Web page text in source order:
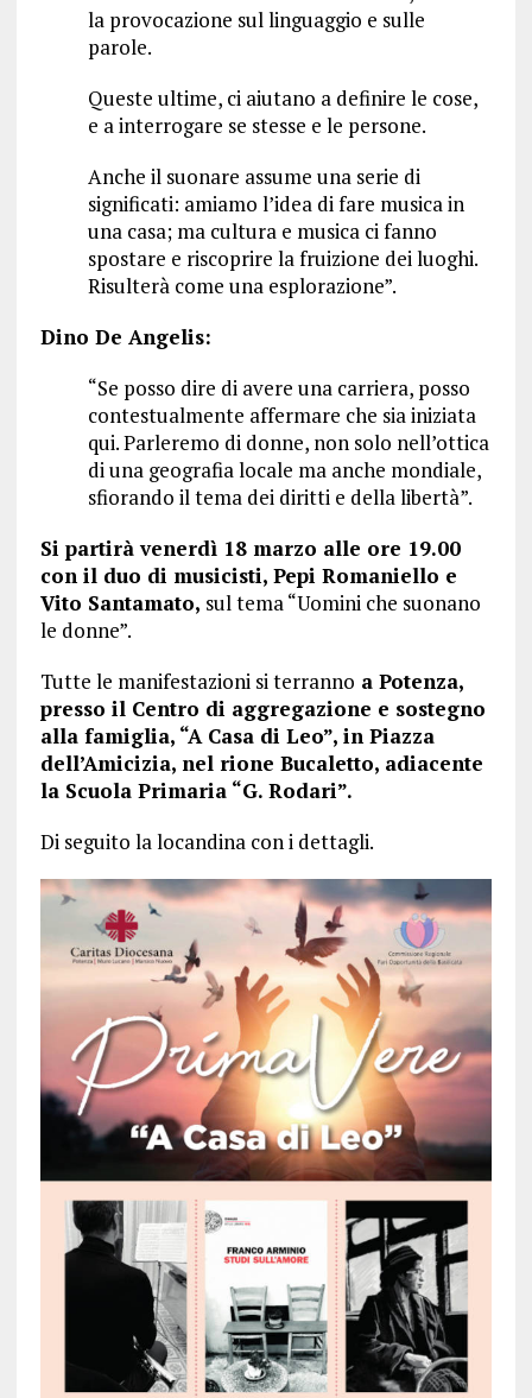
la provocazione sul linguaggio e sulle
parole.
Queste ultime, ci aiutano a definire le cose,
e a interrogare se stesse e le persone.
Anche il suonare assume una serie di
significati: amiamo l’idea di fare musica in
una casa; ma cultura e musica ci fanno
spostare e riscoprire la fruizione dei luoghi.
Risulterà come una esplorazione”.
Dino De Angelis:
“Se posso dire di avere una carriera, posso
contestualmente affermare che sia iniziata
qui. Parleremo di donne, non solo nell’ottica
di una geografia locale ma anche mondiale,
sfiorando il tema dei diritti e della libertà”.
Si partirà venerdì 18 marzo alle ore 19.00
con il duo di musicisti, Pepi Romaniello e
Vito Santamato, sul tema “Uomini che suonano
le donne”.
Tutte le manifestazioni si terranno a Potenza,
presso il Centro di aggregazione e sostegno
alla famiglia, “A Casa di Leo”, in Piazza
dell’Amicizia, nel rione Bucaletto, adiacente
la Scuola Primaria “G. Rodari”.
Di seguito la locandina con i dettagli.